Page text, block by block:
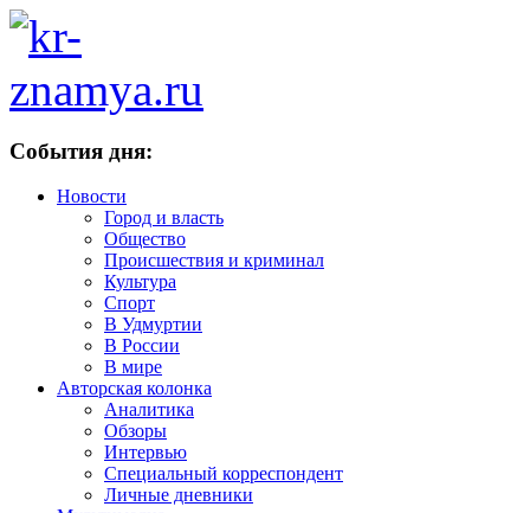
События дня:
Новости
Город и власть
Общество
Происшествия и криминал
Культура
Спорт
В Удмуртии
В России
В мире
Авторская колонка
Аналитика
Обзоры
Интервью
Специальный корреспондент
Личные дневники